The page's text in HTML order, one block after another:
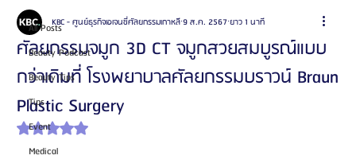
All Posts
Beauty Podcast
Beauty Tips
Tips
Event
Medical
ศัลยกรรมจมูก 3D CT จมูกสวยสมบูรณ์แบบ
กว่าเดิมที่ โรงพยาบาลศัลยกรรมบราวน์ Braun
Plastic Surgery
KBC - ศูนย์ธุรกิจเอเจนซี่ศัลยกรรมเกาหลี9 ส.ค. 2567 ยาว 1 นาที
ได้รับ NaN เต็ม 5 ดาว